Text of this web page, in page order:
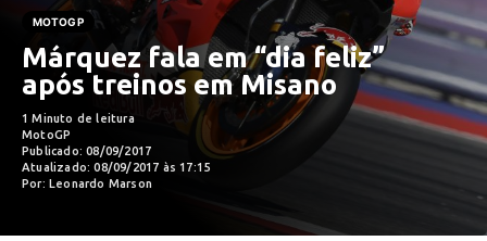
MOTOGP
Márquez fala em “dia feliz”
após treinos em Misano
1 Minuto de leitura
MotoGP
Publicado: 08/09/2017
Atualizado: 08/09/2017 às 17:15
Por: Leonardo Marson